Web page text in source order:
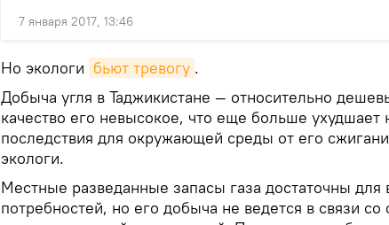
7 января 2017, 13:46
Но экологи бьют тревогу .
Добыча угля в Таджикистане — относительно
качество его невысокое, что еще больше ухудшает
последствия для окружающей среды от его
экологи.
Местные разведанные запасы газа достаточны для
потребностей, но его добыча не ведется в связи со